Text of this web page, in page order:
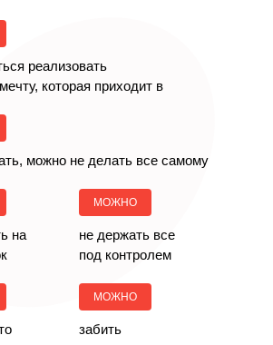
не держать все
под контролем
на
забить
реализовать
которая приходит в
можно не делать все самому
МОЖНО
МОЖНО